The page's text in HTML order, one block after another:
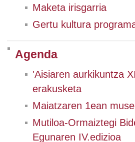
Maketa irisgarria
Gertu kultura
Agenda
'Aisiaren aurkikuntza
erakusketa
Maiatzaren 1ean
Mutiloa-Ormaiztegi
Egunaren IV.edizioa